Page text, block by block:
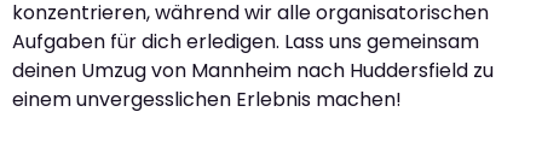
konzentrieren, während wir alle organisatorischen
Aufgaben für dich erledigen. Lass uns gemeinsam
deinen Umzug von Mannheim nach Huddersfield zu
einem unvergesslichen Erlebnis machen!